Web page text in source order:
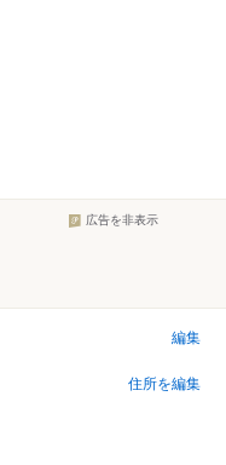
広告を非表示
編集
住所を編集